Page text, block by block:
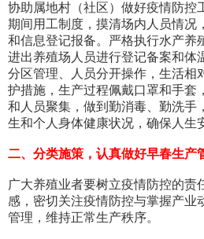
协助属地村（社区）做好疫情防控
期间用工制度，摸清场内人员情况
和信息登记报备。严格执行水产养
进出养殖场人员进行登记备案和体
分区管理、人员分开操作，生活相
护措施，生产过程佩戴口罩和手套
和人员聚集，做到勤消毒、勤洗手
生和个人身体健康状况，确保人生
二、分类施策，认真做好早春生产
广大养殖业者要树立疫情防控的责
感，密切关注疫情防控与掌握产业
管理，维持正常生产秩序。